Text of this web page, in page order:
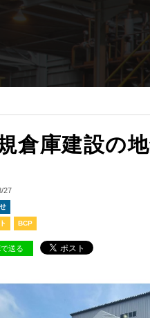
倉庫建設の
27
BCP
送る